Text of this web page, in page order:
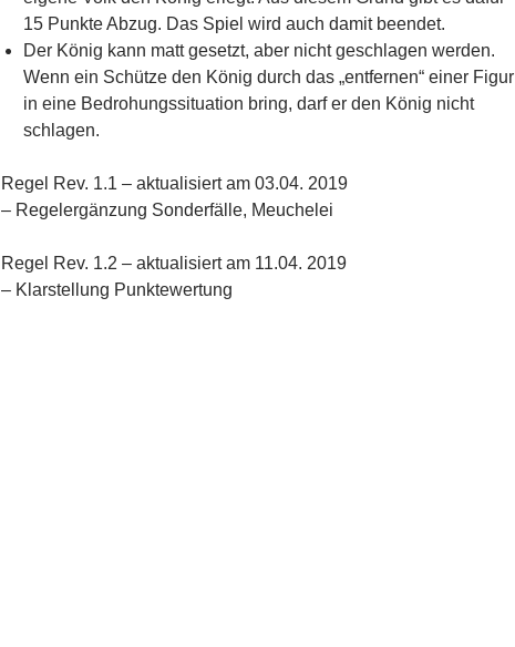
15 Punkte Abzug. Das Spiel wird auch damit beendet.
Der König kann matt gesetzt, aber nicht geschlagen werden.
Wenn ein Schütze den König durch das „entfernen“ einer Figur
in eine Bedrohungssituation bring, darf er den König nicht
schlagen.
Regel Rev. 1.1 – aktualisiert am 03.04. 2019
– Regelergänzung Sonderfälle, Meuchelei
Regel Rev. 1.2 – aktualisiert am 11.04. 2019
– Klarstellung Punktewertung